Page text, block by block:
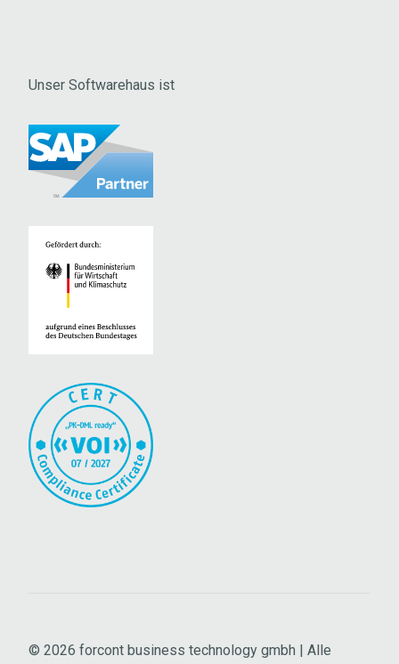
Unser Softwarehaus ist
© 2026 forcont business technology gmbh | Alle